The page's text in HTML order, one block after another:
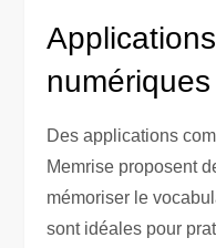
numériques
Des applications
Memrise proposent
mémoriser le
sont idéales pour